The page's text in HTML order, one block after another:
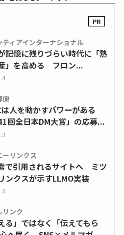
ティアインターナショナル
記憶に残りづらい時代に「熱
」を高める フロン...
便
人を動かすパワーがある
回全日本DM大賞」の応募...
ーリンクス
で引用されるサイトへ ミツ
ンクスが示すLLMO実装
リンク
る」ではなく「伝えてもら